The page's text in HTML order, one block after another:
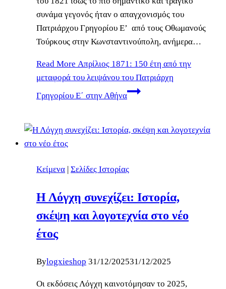
συνάμα γεγονός ήταν ο απαγχονισμός του
Πατριάρχου Γρηγορίου Ε’ από τους Οθωμανούς
Τούρκους στην Κωνσταντινούπολη, ανήμερα…
Read More Απρίλιος 1871: 150 έτη από την
μεταφορά του λειψάνου του Πατριάρχη
Γρηγορίου Ε΄ στην Αθήνα
Κείμενα | Σελίδες Ιστορίας
Η Λόγχη συνεχίζει: Ιστορία,
σκέψη και λογοτεχνία στο νέο
έτος
Bylogxieshop 31/12/202531/12/2025
Οι εκδόσεις Λόγχη καινοτόμησαν το 2025,